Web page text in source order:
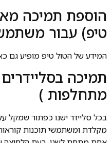
הוספת תמיכה
טיפ) עבור
המידע של הטול טיפ מופיע גם
תמיכה
מתחלפות )
בכל סליידר ישנו כפתור שמקל
מקלדת ומשתמשי תוכנות